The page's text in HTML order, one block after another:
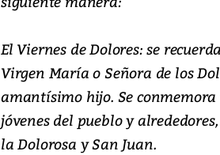
El Viernes de Dolores: se
Virgen María o Señora de los
amantísimo hijo. Se
jóvenes del pueblo y
la Dolorosa y San Juan.